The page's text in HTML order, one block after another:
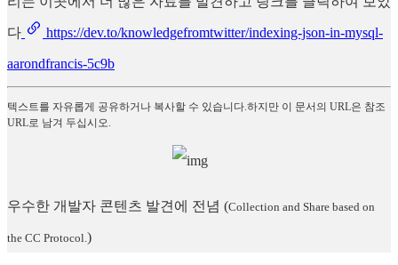
다 https://dev.to/knowledgefromtwitter/indexing-json-in-mysql-
aarondfrancis-5c9b
텍스트를 자유롭게 공유하거나 복사할 수 있습니다.하지만 이 문서의 URL은 참조
URL로 남겨 두십시오.
우수한 개발자 콘텐츠 발견에 전념 (Collection and Share based on
the CC Protocol. )